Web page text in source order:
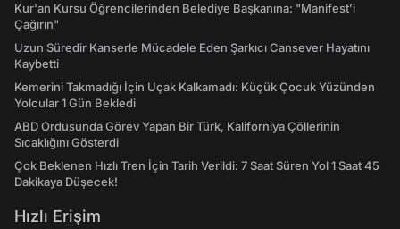
Kur'an Kursu Öğrencilerinden Belediye Başkanına: "Manifest’i
Çağırın"
Uzun Süredir Kanserle Mücadele Eden Şarkıcı Cansever Hayatını
Kaybetti
Kemerini Takmadığı İçin Uçak Kalkamadı: Küçük Çocuk Yüzünden
Yolcular 1 Gün Bekledi
ABD Ordusunda Görev Yapan Bir Türk, Kaliforniya Çöllerinin
Sıcaklığını Gösterdi
Çok Beklenen Hızlı Tren İçin Tarih Verildi: 7 Saat Süren Yol 1 Saat 45
Dakikaya Düşecek!
Hızlı Erişim